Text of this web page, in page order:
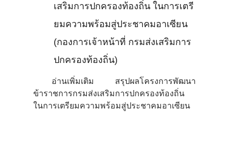
เสริมการปกครองท้องถิ่น ในการเตรี
ยมความพร้อมสู่ประชาคมอาเซียน
(กองการเจ้าหน้าที่ กรมส่งเสริมการ
ปกครองท้องถิ่น)
อ่านเพิ่มเติม สรุปผลโครงการพัฒนา
ข้าราชการกรมส่งเสริมการปกครองท้องถิ่น
ในการเตรียมความพร้อมสู่ประชาคมอาเซียน